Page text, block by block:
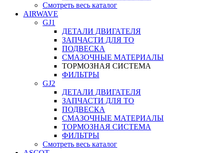
Смотреть весь каталог
AIRWAVE
GJ1
ДЕТАЛИ ДВИГАТЕЛЯ
ЗАПЧАСТИ ДЛЯ ТО
ПОДВЕСКА
СМАЗОЧНЫЕ МАТЕРИАЛЫ
ТОРМОЗНАЯ СИСТЕМА
ФИЛЬТРЫ
GJ2
ДЕТАЛИ ДВИГАТЕЛЯ
ЗАПЧАСТИ ДЛЯ ТО
ПОДВЕСКА
СМАЗОЧНЫЕ МАТЕРИАЛЫ
ТОРМОЗНАЯ СИСТЕМА
ФИЛЬТРЫ
Смотреть весь каталог